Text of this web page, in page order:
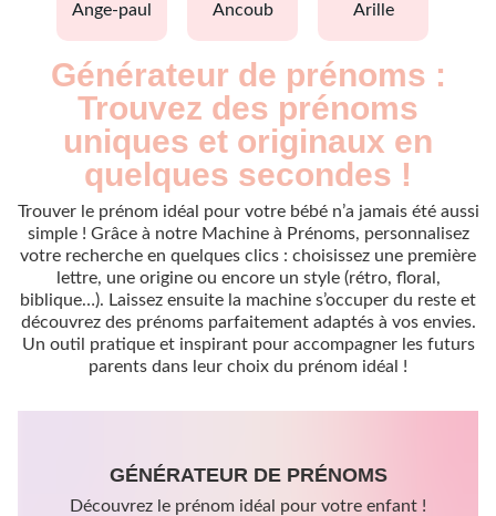
ange-paul ancoub arille
Générateur de prénoms :
Trouvez des prénoms
uniques et originaux en
quelques secondes !
Trouver le prénom idéal pour votre bébé n’a jamais été aussi
simple ! Grâce à notre Machine à Prénoms, personnalisez
votre recherche en quelques clics : choisissez une première
lettre, une origine ou encore un style (rétro, floral,
biblique…). Laissez ensuite la machine s’occuper du reste et
découvrez des prénoms parfaitement adaptés à vos envies.
Un outil pratique et inspirant pour accompagner les futurs
parents dans leur choix du prénom idéal !
GÉNÉRATEUR DE PRÉNOMS
Découvrez le prénom idéal pour votre enfant !